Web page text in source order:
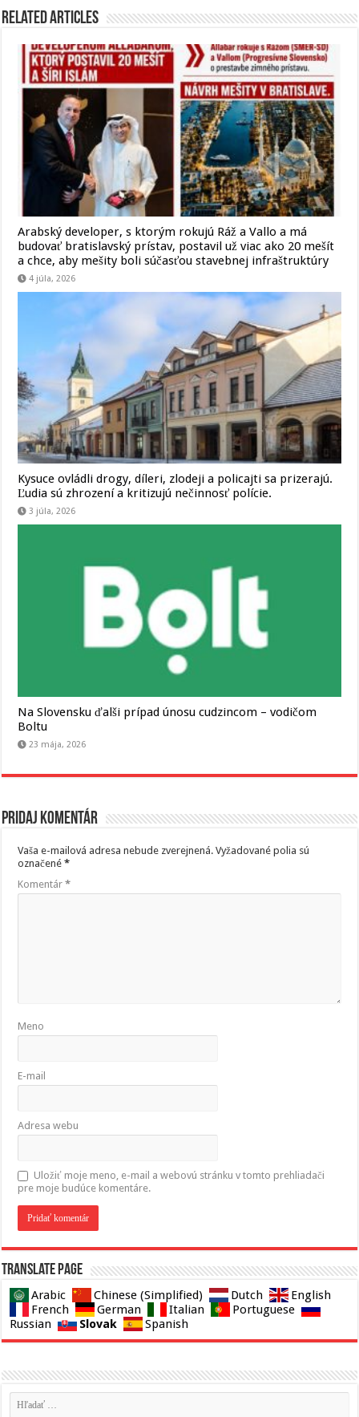
Related Articles
Arabský developer, s ktorým rokujú Ráž a Vallo a má
budovať bratislavský prístav, postavil už viac ako 20 mešít
a chce, aby mešity boli súčasťou stavebnej infraštruktúry
4 júla, 2026
Kysuce ovládli drogy, díleri, zlodeji a policajti sa prizerajú.
Ľudia sú zhrození a kritizujú nečinnosť polície.
3 júla, 2026
Na Slovensku ďalši prípad únosu cudzincom – vodičom
Boltu
23 mája, 2026
Pridaj komentár
Vaša e-mailová adresa nebude zverejnená. Vyžadované polia sú
označené*
Komentár*
Meno
E-mail
Adresa webu
Uložiť moje meno, e-mail a webovú stránku v tomto prehliadači
pre moje budúce komentáre.
Translate page
Arabic Chinese (Simplified) Dutch
English
French
German Italian
Portuguese
Russian
Slovak Spanish